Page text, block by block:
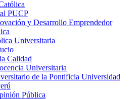
PUCP
y Desarrollo Emprendedor
Universitaria
Calidad
Universitaria
de la Pontificia Universidad
Pública